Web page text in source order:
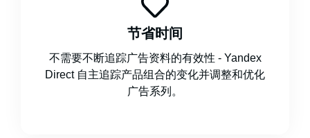
节省时间
不需要不断追踪广告资料的有效性 - Yandex
Direct 自主追踪产品组合的变化并调整和优化
广告系列。